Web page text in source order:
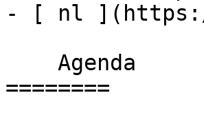
- [ nl
========